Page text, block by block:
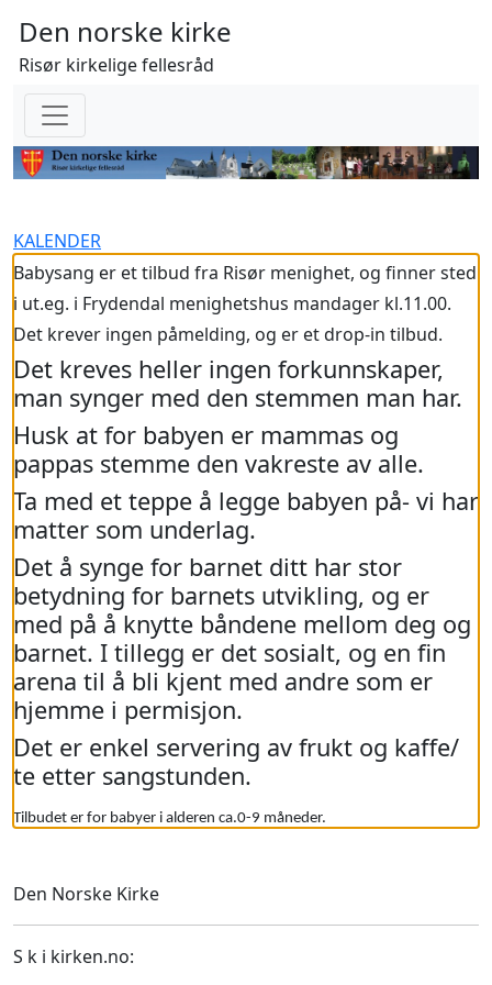
Den norske kirke
Risør kirkelige fellesråd
KALENDER
Babysang er et tilbud fra Risør menighet, og finner sted
i ut.eg. i Frydendal menighetshus mandager kl.11.00.
Det krever ingen påmelding, og er et drop-in tilbud.
Det kreves heller ingen forkunnskaper,
man synger med den stemmen man har.
Husk at for babyen er mammas og
pappas stemme den vakreste av alle.
Ta med et teppe å legge babyen på- vi har
matter som underlag.
Det å synge for barnet ditt har stor
betydning for barnets utvikling, og er
med på å knytte båndene mellom deg og
barnet. I tillegg er det sosialt, og en fin
arena til å bli kjent med andre som er
hjemme i permisjon.
Det er enkel servering av frukt og kaffe/
te etter sangstunden.
Tilbudet er for babyer i alderen ca.0-9 måneder.
Den Norske Kirke
S k i kirken.no: